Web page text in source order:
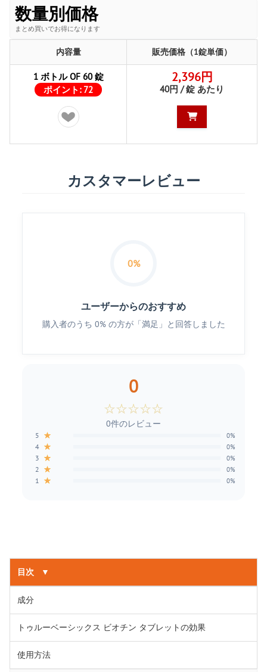
数量別価格
まとめ買いでお得になります
内容量 販売価格（1錠単価）
1 ボトル OF 60 錠
ポイント: 72
2,396円
40円 / 錠 あたり
カスタマーレビュー
0%
ユーザーからのおすすめ
購入者のうち 0% の方が「満足」と回答しました
0
☆☆☆☆☆
0件のレビュー
5 ★ 0%
4 ★ 0%
3 ★ 0%
2 ★ 0%
1 ★ 0%
目次 ▼
成分
トゥルーベーシックス ビオチン タブレットの効果
使用方法